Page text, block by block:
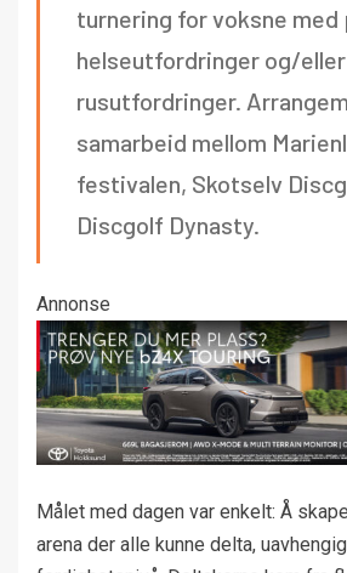
turnering for voksne med
helseutfordringer og/eller
rusutfordringer.
samarbeid mellom
festivalen, Skotselv
Discgolf Dynasty.
Annonse
Målet med dagen var enkelt: Å
arena der alle kunne delta,